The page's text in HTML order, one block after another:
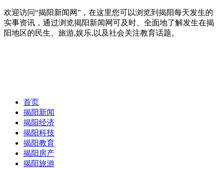
欢迎访问“揭阳新闻网”，在这里您可以浏览到揭阳每天发生的
实事资讯，通过浏览揭阳新闻网可及时、全面地了解发生在揭
阳地区的民生、旅游,娱乐,以及社会关注教育话题。
首页
揭阳新闻
揭阳经济
揭阳科技
揭阳教育
揭阳房产
揭阳旅游